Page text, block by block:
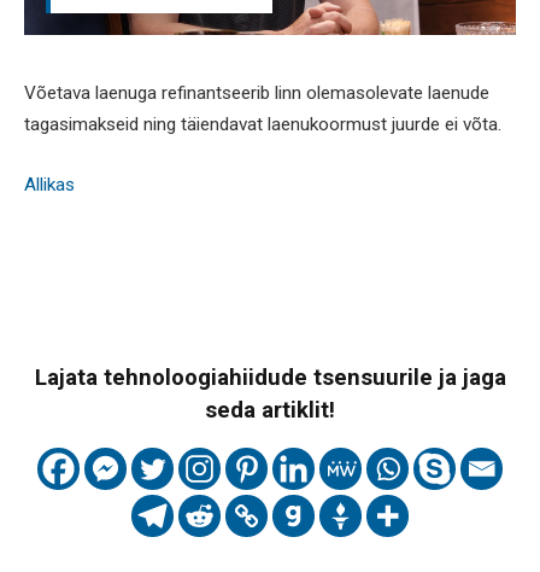
Võetava laenuga refinantseerib linn olemasolevate laenude
tagasimakseid ning täiendavat laenukoormust juurde ei võta.
Allikas
Lajata tehnoloogiahiidude tsensuurile ja jaga
seda artiklit!